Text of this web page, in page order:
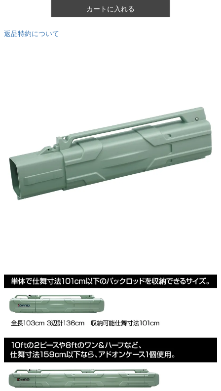
カートに入れる
返品特約について